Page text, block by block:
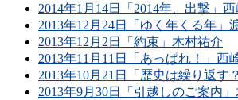
2014年1月14日「2014年、出撃」
2013年12月24日「ゆく年くる年」
2013年12月2日「約束」木村祐介
2013年11月11日「あっぱれ！」西
2013年10月21日「歴史は繰り返す
2013年9月30日「引越しのご案内